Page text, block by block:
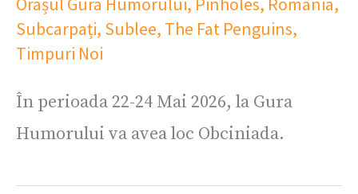
Subcarpați, Sublee, The Fat Penguins,
Timpuri Noi
În perioada 22-24 Mai 2026, la Gura
Humorului va avea loc Obciniada.